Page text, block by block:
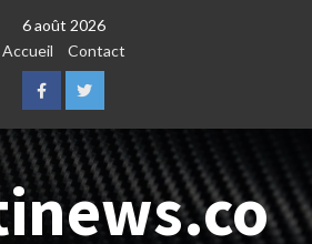
6 août 2026
Accueil
Contact
FacebookTwitter